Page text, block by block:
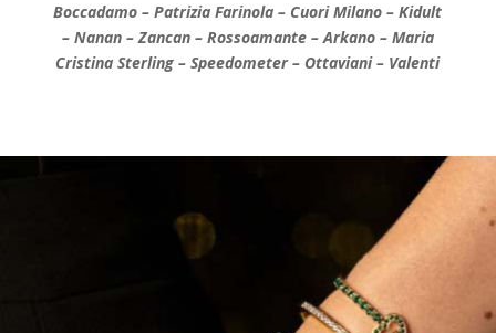
Boccadamo – Patrizia Farinola – Cuori Milano – Kidult
– Nanan – Zancan – Rossoamante – Arkano – Maria
Cristina Sterling – Speedometer – Ottaviani – Valenti